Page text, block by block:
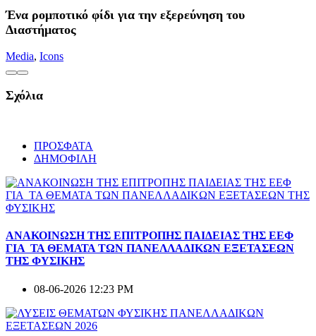
Ένα ρομποτικό φίδι για την εξερεύνηση του
Διαστήματος
Media, Icons
Σχόλια
ΠΡΟΣΦΑΤΑ
ΔΗΜΟΦΙΛΗ
ΑΝΑΚΟΙΝΩΣΗ ΤΗΣ ΕΠΙΤΡΟΠΗΣ ΠΑΙΔΕΙΑΣ ΤΗΣ ΕΕΦ
ΓΙΑ ΤΑ ΘΕΜΑΤΑ ΤΩΝ ΠΑΝΕΛΛΑΔΙΚΩΝ ΕΞΕΤΑΣΕΩΝ
ΤΗΣ ΦΥΣΙΚΗΣ
08-06-2026 12:23 PM